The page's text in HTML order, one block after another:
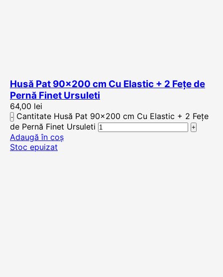
Husă Pat 90×200 cm Cu Elastic + 2 Fețe de
Pernă Finet Ursuleti
64,00 lei
Cantitate Husă Pat 90x200 cm Cu Elastic + 2 Fețe
de Pernă Finet Ursuleti
Adaugă în coș
Stoc epuizat